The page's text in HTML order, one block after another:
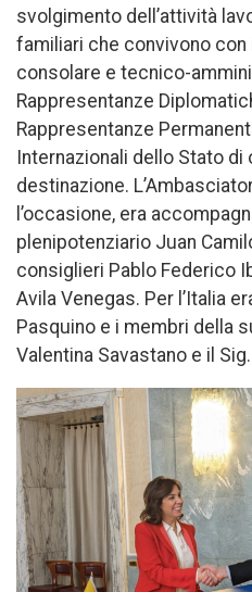
svolgimento dell’attività
familiari che convivono
consolare e tecnico-
Rappresentanze
Rappresentanze
Internazionali dello Stato
destinazione.
l’occasione, era
plenipotenziario Juan
consiglieri Pablo Federico
Avila Venegas. Per l’Italia
Pasquino e i membri della
Valentina Savastano e il